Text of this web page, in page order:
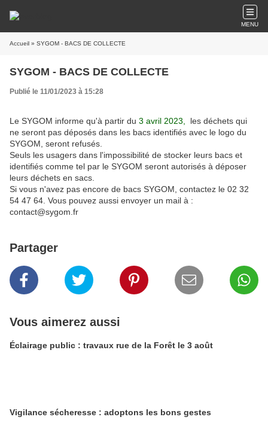
MENU
Accueil » SYGOM - BACS DE COLLECTE
SYGOM - BACS DE COLLECTE
Publié le 11/01/2023 à 15:28
Le SYGOM informe qu'à partir du 3 avril 2023,
les déchets qui
ne seront pas déposés dans les bacs identifiés avec le logo du
SYGOM, seront refusés.
Seuls les usagers dans l'impossibilité de stocker leurs bacs et
identifiés comme tel par le SYGOM seront autorisés à déposer
leurs déchets en sacs.
Si vous n'avez pas encore de bacs SYGOM, contactez le 02 32
54 47 64. Vous pouvez aussi envoyer un mail à :
contact@sygom.fr
Partager
Vous aimerez aussi
Éclairage public : travaux rue de la Forêt le 3 août
Vigilance sécheresse : adoptons les bons gestes